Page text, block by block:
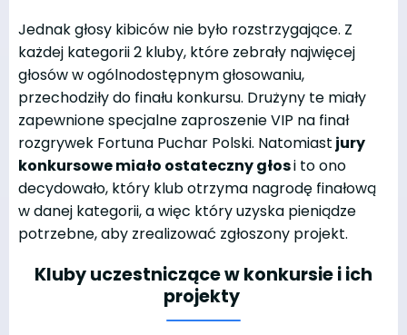
Jednak głosy kibiców nie było rozstrzygające. Z
każdej kategorii 2 kluby, które zebrały najwięcej
głosów w ogólnodostępnym głosowaniu,
przechodziły do finału konkursu. Drużyny te miały
zapewnione specjalne zaproszenie VIP na finał
rozgrywek Fortuna Puchar Polski. Natomiast jury
konkursowe miało ostateczny głosi to ono
decydowało, który klub otrzyma nagrodę finałową
w danej kategorii, a więc który uzyska pieniądze
potrzebne, aby zrealizować zgłoszony projekt.
Kluby uczestniczące w konkursie i ich
projekty